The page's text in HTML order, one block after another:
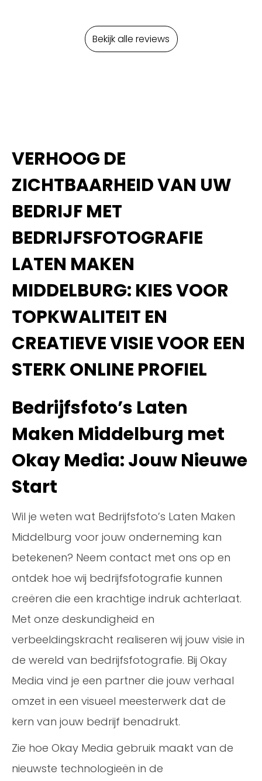
Bekijk alle reviews
VERHOOG DE
ZICHTBAARHEID VAN UW
BEDRIJF MET
BEDRIJFSFOTOGRAFIE
LATEN MAKEN
MIDDELBURG: KIES VOOR
TOPKWALITEIT EN
CREATIEVE VISIE VOOR EEN
STERK ONLINE PROFIEL
Bedrijfsfoto’s Laten
Maken Middelburg met
Okay Media: Jouw Nieuwe
Start
Wil je weten wat Bedrijfsfoto’s Laten Maken
Middelburg voor jouw onderneming kan
betekenen? Neem contact met ons op en
ontdek hoe wij bedrijfsfotografie kunnen
creëren die een krachtige indruk achterlaat.
Met onze deskundigheid en
verbeeldingskracht realiseren wij jouw visie in
de wereld van bedrijfsfotografie. Bij Okay
Media vind je een partner die jouw verhaal
omzet in een visueel meesterwerk dat de
kern van jouw bedrijf benadrukt.
Zie hoe Okay Media gebruik maakt van de
nieuwste technologieën in de